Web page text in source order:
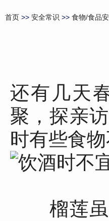
首页 >> 安全常识 >> 食物/食品
还有几天
聚，探亲
时有些食
榴莲虽